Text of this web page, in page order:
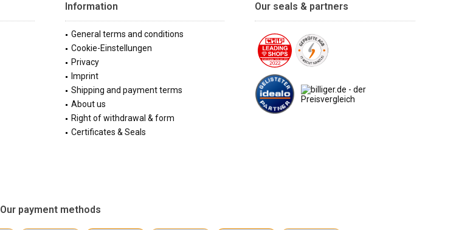
Information
General terms and conditions
Cookie-Einstellungen
Privacy
Imprint
Shipping and payment terms
About us
Right of withdrawal & form
Certificates & Seals
Our seals & partners
Our payment methods